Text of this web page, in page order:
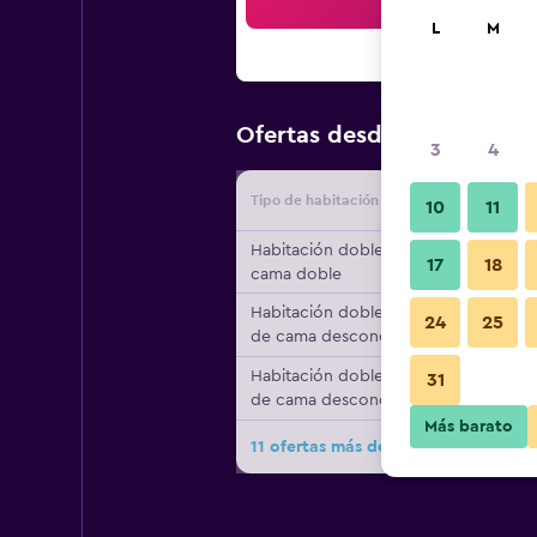
Ofertas desde Oferta
Tipo de habitación
Habitación doble, 1
cama doble
Habitación doble, tipo
de cama desconocido
Habitación doble, tipo
de cama desconocido
11 ofertas más de Hotel Flamingo
L M
3 4
10 11
17 18
24 25
31
Más barato